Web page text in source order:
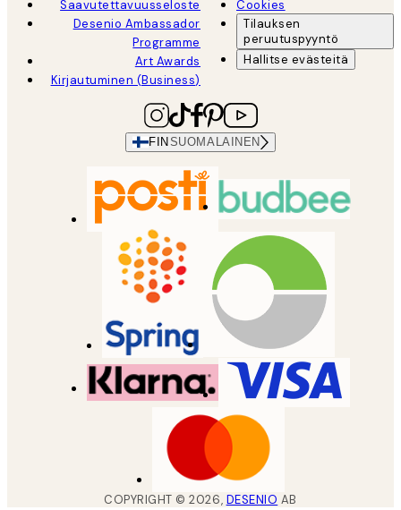
Saavutettavuusseloste
Desenio Ambassador
Programme
Art Awards
Kirjautuminen (Business)
Cookies
Tilauksen
peruutuspyyntö
Hallitse evästeitä
FIN SUOMALAINEN
COPYRIGHT ©2026, DESENIO AB